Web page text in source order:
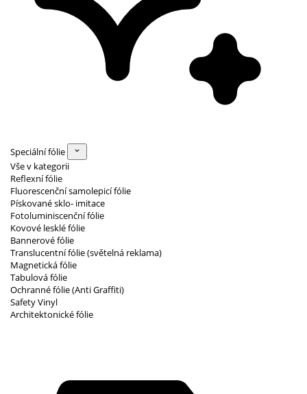
Speciální fólie
Vše v kategorii
Reflexní fólie
Fluorescenční samolepicí fólie
Pískované sklo- imitace
Fotoluminiscenční fólie
Kovové lesklé fólie
Bannerové fólie
Translucentní fólie (světelná reklama)
Magnetická fólie
Tabulová fólie
Ochranné fólie (Anti Graffiti)
Safety Vinyl
Architektonické fólie